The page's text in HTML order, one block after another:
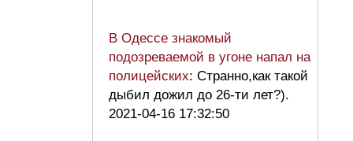
В Одессе знакомый
подозреваемой в угоне напал на
полицейских: Странно,как такой
дыбил дожил до 26-ти лет?).
2021-04-16 17:32:50